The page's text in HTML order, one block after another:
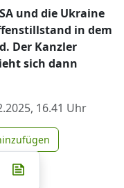
und die Ukraine
in dem
Der Kanzler
sich dann
16.41 Uhr
zu Google
Whatsapp
Teilen auf Telegram
teilen
auf X